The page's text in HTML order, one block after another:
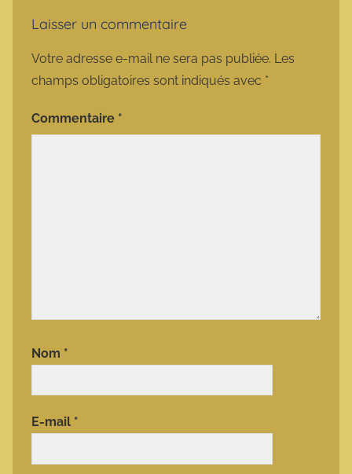
Laisser un commentaire
Votre adresse e-mail ne sera pas publiée. Les
champs obligatoires sont indiqués avec *
Commentaire *
Nom *
E-mail *